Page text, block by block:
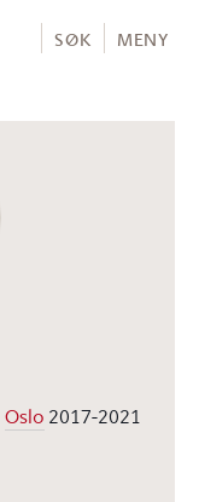
SØK MENY
Oslo 2017-2021